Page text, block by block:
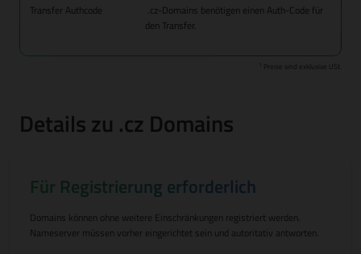
Transfer Authcode
.cz-Domains benötigen einen Auth-Code für
den Transfer.
Preise sind exklusive USt.
Details zu .cz Domains
Für Registrierung erforderlich
Domains können ohne weitere Einschränkungen registriert werden.
Nameserver müssen vorher eingerichtet sein und autoritativ antworten.